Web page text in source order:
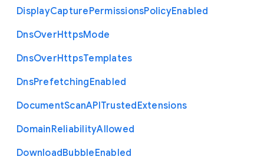
DisplayCapturePermissionsPolicyEnabled
DnsOverHttpsMode
DnsOverHttpsTemplates
DnsPrefetchingEnabled
DocumentScanAPITrustedExtensions
DomainReliabilityAllowed
DownloadBubbleEnabled